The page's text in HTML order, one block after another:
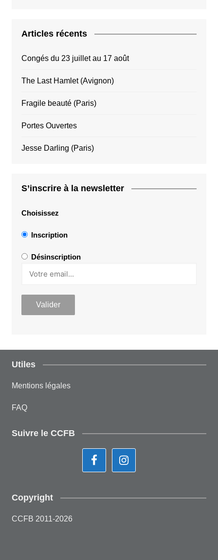
Articles récents
Congés du 23 juillet au 17 août
The Last Hamlet (Avignon)
Fragile beauté (Paris)
Portes Ouvertes
Jesse Darling (Paris)
S’inscrire à la newsletter
Choisissez
Inscription
Désinscription
Utiles
Mentions légales
FAQ
Suivre le CCFB
Copyright
CCFB 2011-2026